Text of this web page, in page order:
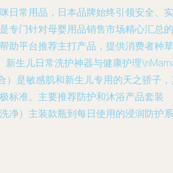
日常用品，日本品牌始终引领安全、实
专门针对母婴用品销售市场精心汇总的
助平台推荐主打产品，提供消费者种草
新生儿日常洗护神器与健康护理
）是敏感肌和新生儿专用的天之骄子
标准。主要推荐防护和沐浴产品套装
净）主装款瓶到每日使用的浸润防护系